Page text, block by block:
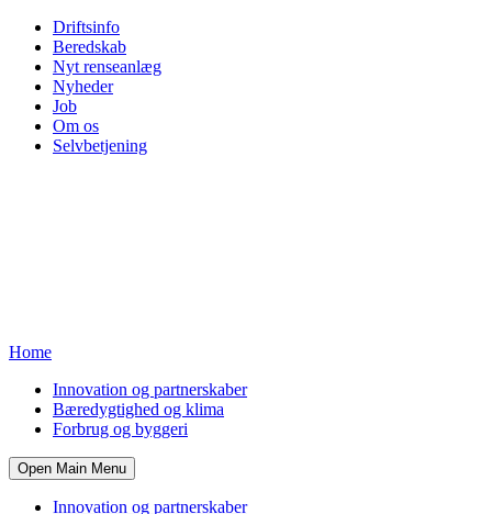
Driftsinfo
Beredskab
Nyt renseanlæg
Nyheder
Job
Om os
Selvbetjening
Home
Innovation og partnerskaber
Bæredygtighed og klima
Forbrug og byggeri
Open Main Menu
Innovation og partnerskaber